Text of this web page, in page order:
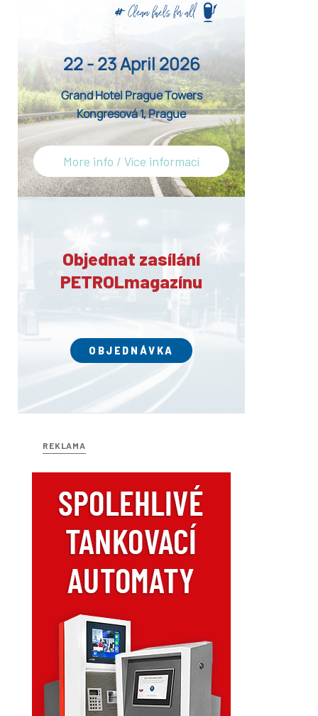
22 - 23 April 2026
Grand Hotel Prague Towers
Kongresová 1, Prague
More info / Více informací
Objednat zasílání
PETROLmagazínu
OBJEDNÁVKA
REKLAMA